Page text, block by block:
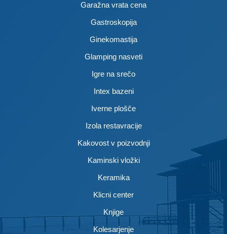
Garažna vrata cena
Gastroskopija
Ginekomastija
Glamping nasveti
Igre na srečo
Intex bazeni
Iverne plošče
Izola restavracije
Kakovost v poizvodnji
Kaminski vložki
Keramika
Klicni center
Knjige
Kolesarjenje